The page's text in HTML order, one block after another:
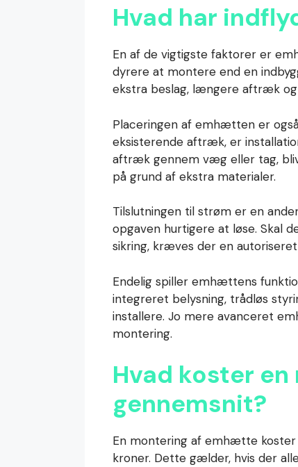
Hvad har
En af de vigtigste faktorer er
dyrere at montere end en
ekstra beslag, længere aftræk
Placeringen af emhætten er
eksisterende aftræk, er
aftræk gennem væg eller tag,
på grund af ekstra materialer.
Tilslutningen til strøm er en
opgaven hurtigere at løse. Skal
sikring, kræves der en
Endelig spiller emhættens
integreret belysning, trådløs
installere. Jo mere avanceret
montering.
Hvad koster
gennemsnit?
En montering af emhætte
kroner. Dette gælder, hvis der